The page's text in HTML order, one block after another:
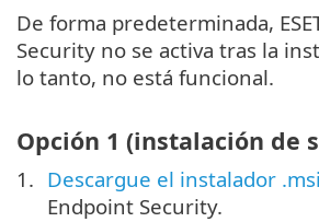
De forma predeterminada,
Security no se activa tras la
lo tanto, no está funcional.
Opción 1 (instalación de
Descargue el instalador .msi
Endpoint Security.